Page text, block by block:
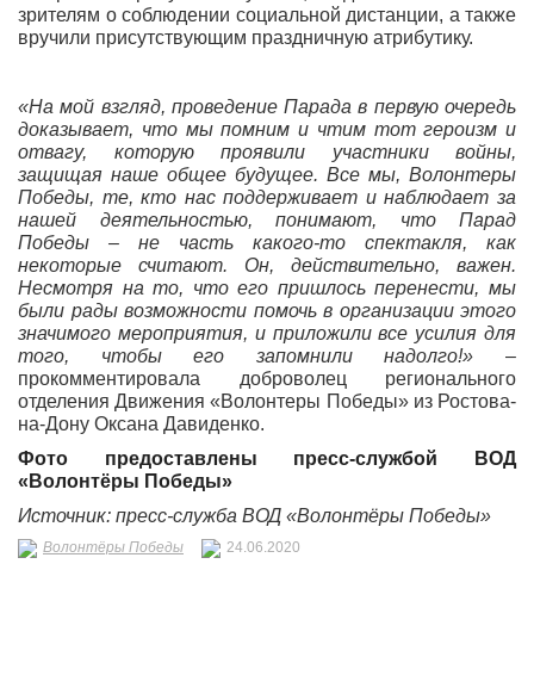
зрителям о соблюдении социальной дистанции, а также
вручили присутствующим праздничную атрибутику.
«На мой взгляд, проведение Парада в первую очередь
доказывает, что мы помним и чтим тот героизм и
отвагу, которую проявили участники войны,
защищая наше общее будущее. Все мы, Волонтеры
Победы, те, кто нас поддерживает и наблюдает за
нашей деятельностью, понимают, что Парад
Победы – не часть какого-то спектакля, как
некоторые считают. Он, действительно, важен.
Несмотря на то, что его пришлось перенести, мы
были рады возможности помочь в организации этого
значимого мероприятия, и приложили все усилия для
того, чтобы его запомнили надолго!» –
прокомментировала доброволец регионального
отделения Движения «Волонтеры Победы» из Ростова-
на-Дону Оксана Давиденко.
Фото предоставлены пресс-службой ВОД
«Волонтёры Победы»
Источник: пресс-служба ВОД «Волонтёры Победы»
Волонтёры Победы 24.06.2020